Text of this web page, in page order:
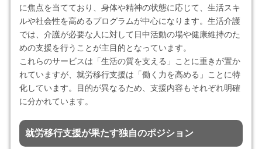
に焦点を当てており、身体や精神の状態に応じて、生活スキ
ルや社会性を高めるプログラムが中心になります。生活介護
では、介護が必要な人に対して日中活動の場や健康維持のた
めの支援を行うことが主目的となっています。
これらのサービスは「生活の質を支える」ことに重きが置か
れていますが、就労移行支援は「働く力を高める」ことに特
化しています。目的が異なるため、支援内容もそれぞれ明確
に分かれています。
就労移行支援が果たす独自のポジション